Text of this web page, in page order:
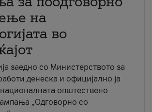
на
во
заедно со Министерството за
денеска и официјално ја
националната општествено
„Одговорно со